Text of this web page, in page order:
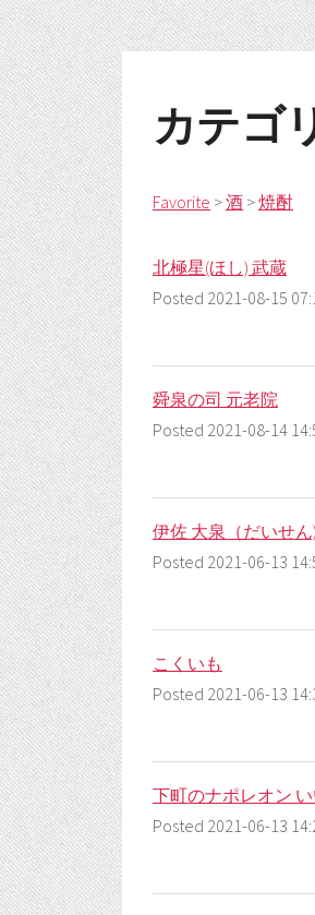
カテゴ
Favorite >酒 >焼酎
北極星(ほし) 武蔵
Posted 2021-08-15
舜泉の司 元老院
Posted 2021-08-14
伊佐 大泉（だいせん)
Posted 2021-06-13
こくいも
Posted 2021-06-13
下町のナポレオン
Posted 2021-06-13